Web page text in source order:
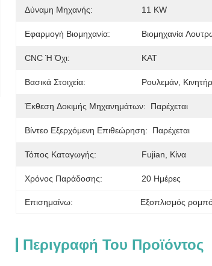
Δύναμη Μηχανής: 11 KW
Εφαρμογή Βιομηχανία: Βιομηχανία
CNC Ή Όχι: ΚΑΤ
Βασικά Στοιχεία: Ρουλεμάν,
Έκθεση Δοκιμής Μηχανημάτων: Παρέχεται
Βίντεο Εξερχόμενη Επιθεώρηση: Παρέχεται
Τόπος Καταγωγής: Fujian, Κίνα
Χρόνος Παράδοσης: 20 Ημέρες
Επισημαίνω: Εξοπλισμός
Περιγραφή Του Προϊόντος